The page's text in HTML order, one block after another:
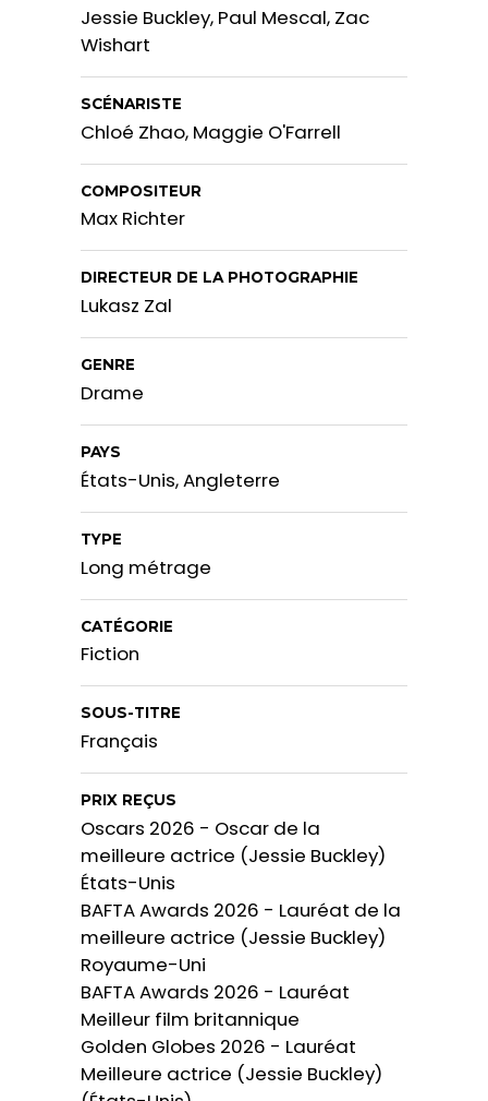
Jessie Buckley, Paul Mescal, Zac
Wishart
SCÉNARISTE
Chloé Zhao, Maggie O'Farrell
COMPOSITEUR
Max Richter
DIRECTEUR DE LA PHOTOGRAPHIE
Lukasz Zal
GENRE
Drame
PAYS
États-Unis, Angleterre
TYPE
Long métrage
CATÉGORIE
Fiction
SOUS-TITRE
Français
PRIX REÇUS
Oscars 2026 - Oscar de la
meilleure actrice (Jessie Buckley)
États-Unis
BAFTA Awards 2026 - Lauréat de la
meilleure actrice (Jessie Buckley)
Royaume-Uni
BAFTA Awards 2026 - Lauréat
Meilleur film britannique
Golden Globes 2026 - Lauréat
Meilleure actrice (Jessie Buckley)